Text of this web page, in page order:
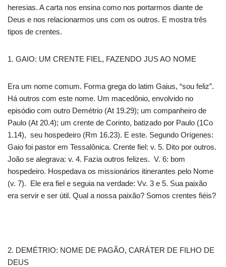
heresias. A carta nos ensina como nos portarmos diante de
Deus e nos relacionarmos uns com os outros. E mostra três
tipos de crentes.
1. GAIO: UM CRENTE FIEL, FAZENDO JUS AO NOME
Era um nome comum. Forma grega do latim Gaius, “sou feliz”.
Há outros com este nome. Um macedônio, envolvido no
episódio com outro Demétrio (At 19.29); um companheiro de
Paulo (At 20.4); um crente de Corinto, batizado por Paulo (1Co
1.14), seu hospedeiro (Rm 16.23). E este. Segundo Orígenes:
Gaio foi pastor em Tessalônica. Crente fiel: v. 5. Dito por outros.
João se alegrava: v. 4. Fazia outros felizes. V. 6: bom
hospedeiro. Hospedava os missionários itinerantes pelo Nome
(v. 7). Ele era fiel e seguia na verdade: Vv. 3 e 5. Sua paixão
era servir e ser útil. Qual a nossa paixão? Somos crentes fiéis?
2. DEMÉTRIO: NOME DE PAGÃO, CARÁTER DE FILHO DE
DEUS